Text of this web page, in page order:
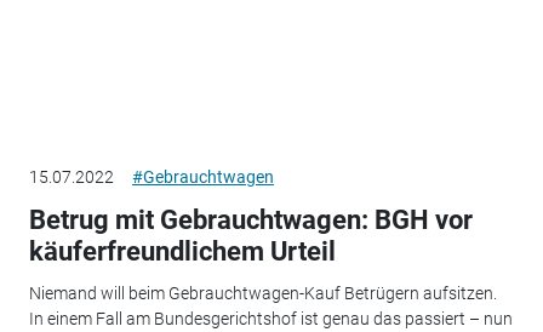
15.07.2022 #Gebrauchtwagen
Betrug mit Gebrauchtwagen: BGH vor
käuferfreundlichem Urteil
Niemand will beim Gebrauchtwagen-Kauf Betrügern aufsitzen.
In einem Fall am Bundesgerichtshof ist genau das passiert – nun